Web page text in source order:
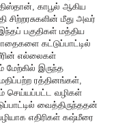
காபூல் ஆகிய
சிற்றரசுகளின் மீது அவர்
பகுதிகள் மத்திய
கட்டுப்பாட்டில்
எல்லைகள்
மேற்கில் இருந்த
ரத்தினங்கள்,
செய்யப்பட்ட வழிகள்
வைத்திருந்ததன்
எதிரிகள் கஷ்மீரை